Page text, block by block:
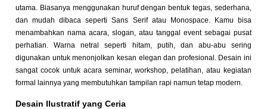
utama. Biasanya menggunakan huruf dengan bentuk tegas, sederhana,
dan mudah dibaca seperti Sans Serif atau Monospace. Kamu bisa
menambahkan nama acara, slogan, atau tanggal event sebagai pusat
perhatian. Warna netral seperti hitam, putih, dan abu-abu sering
digunakan untuk menonjolkan kesan elegan dan profesional. Desain ini
sangat cocok untuk acara seminar, workshop, pelatihan, atau kegiatan
formal lainnya yang membutuhkan tampilan rapi namun tetap modern.
Desain Ilustratif yang Ceria